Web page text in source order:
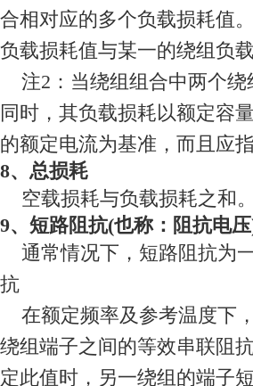
合相对应的多个负载损耗值
负载损耗值与某一的绕组负
注2：当绕组组合中两个绕
同时，其负载损耗以额定容
的额定电流为基准，而且应
8、总损耗
空载损耗与负载损耗之和。
9、短路阻抗(也称：阻抗电
通常情况下，短路阻抗为
抗
在额定频率及参考温度下
绕组端子之间的等效串联阻
定此值时，另一绕组的端子